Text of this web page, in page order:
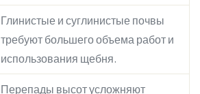
Глинистые и суглинистые почвы
требуют большего объема работ и
использования щебня.
Перепады высот усложняют